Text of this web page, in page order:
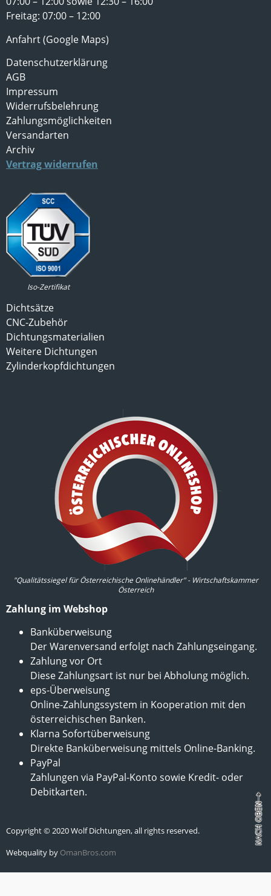
Freitag: 07:00 – 12:00
Anfahrt (Google Maps)
Datenschutzerklärung
AGB
Impressum
Widerrufsbelehrung
Zahlungsmöglichkeiten
Versandarten
Archiv
Vertrag widerrufen
Iso-Zertifikat
Dichtsätze
CNC-Zubehör
Dichtungsmaterialien
Weitere Dichtungen
Zylinderkopfdichtungen
"Qualitätssiegel für Österreichische Onlinehändler" - Wirtschaftskammer
Österreich
Zahlung im Webshop
Banküberweisung
Der Warenversand erfolgt nach Zahlungseingang.
Zahlung vor Ort
Diese Zahlungsart ist nur bei Abholung möglich.
eps-Überweisung
Online-Zahlungssystem in Kooperation mit den
österreichischen Banken.
Klarna Sofortüberweisung
Direkte Banküberweisung mittels Online-Banking.
PayPal
Zahlungen via PayPal-Konto sowie Kredit- oder
Debitkarten.
Copyright © 2020 Wolf Dichtungen, all rights reserved.
Webquality by OmanBros.com